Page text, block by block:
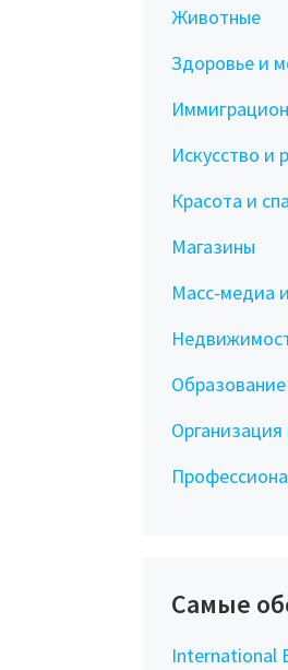
Животные
Здоровье и
Искусство и
Красота и спа
Магазины
Масс-медиа
Образование
Самые
International